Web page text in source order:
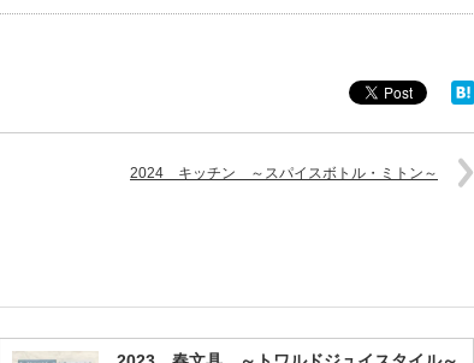
2024 キッチン ～スパイスボトル・ミトン～